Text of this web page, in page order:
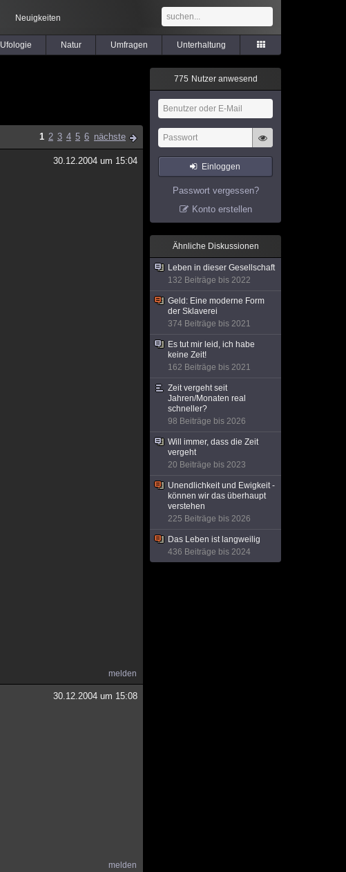
Neuigkeiten
Ufologie Natur Umfragen Unterhaltung
1 2 3 4 5 6 nächste
30.12.2004 um 15:04
melden
30.12.2004 um 15:08
melden
775 Nutzer anwesend
Einloggen
Passwort vergessen?
Konto erstellen
Ähnliche Diskussionen
Leben in dieser Gesellschaft
132 Beiträge bis 2022
Geld: Eine moderne Form
der Sklaverei
374 Beiträge bis 2021
Es tut mir leid, ich habe
keine Zeit!
162 Beiträge bis 2021
Zeit vergeht seit
Jahren/Monaten real
schneller?
98 Beiträge bis 2026
Will immer, dass die Zeit
vergeht
20 Beiträge bis 2023
Unendlichkeit und Ewigkeit -
können wir das überhaupt
verstehen
225 Beiträge bis 2026
Das Leben ist langweilig
436 Beiträge bis 2024